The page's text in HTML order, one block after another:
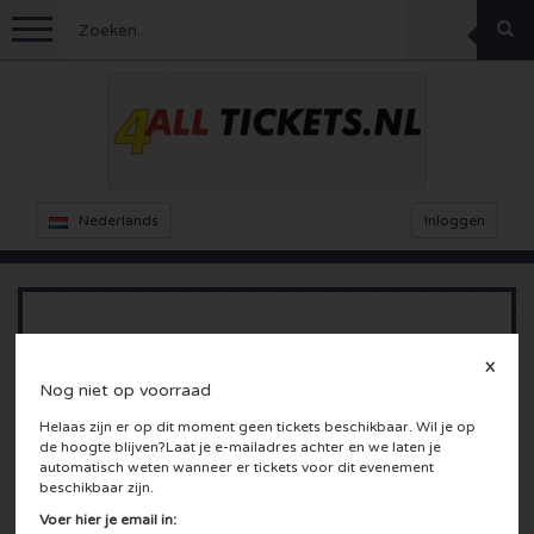
Nederlands Inloggen
Menu
Ajax kaarten
Oranje kaartjes
Nederland
Engeland
KISS kaartjes
Marco Borsato kaartjes
Kensington kaarten
Snoop Dogg kaartjes
Decibel Outdoor kaarten
Milkshake kaartjes
DGTL kaartjes
Awakenings kaarten
Sport overig
Formule 1
Kickboksen
Rugby
Dance
Armin van Buuren kaarten
Reverze kaarten
Theater
TAFKAL kaartjes
Overig
Nog niet op voorraad
X
Helaas zijn er op dit moment geen tickets beschikbaar. Wil je op
de hoogte blijven?Laat je e-mailadres achter en we laten je
automatisch weten wanneer er tickets voor dit evenement
beschikbaar zijn.
Voer hier je email in:
Brabanthallen
Den Bosch, Nederland